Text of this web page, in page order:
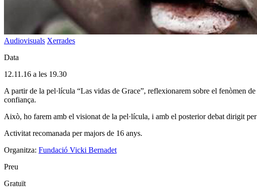
Audiovisuals Xerrades
Data
12.11.16 a les 19.30
A partir de la pel·lícula “Las vidas de Grace”, reflexionarem sobre el fenòmen
confiança.
Això, ho farem amb el visionat de la pel·lícula, i amb el posterior debat dirigit
Activitat recomanada per majors de 16 anys.
Organitza: Fundació Vicki Bernadet
Preu
Gratuït